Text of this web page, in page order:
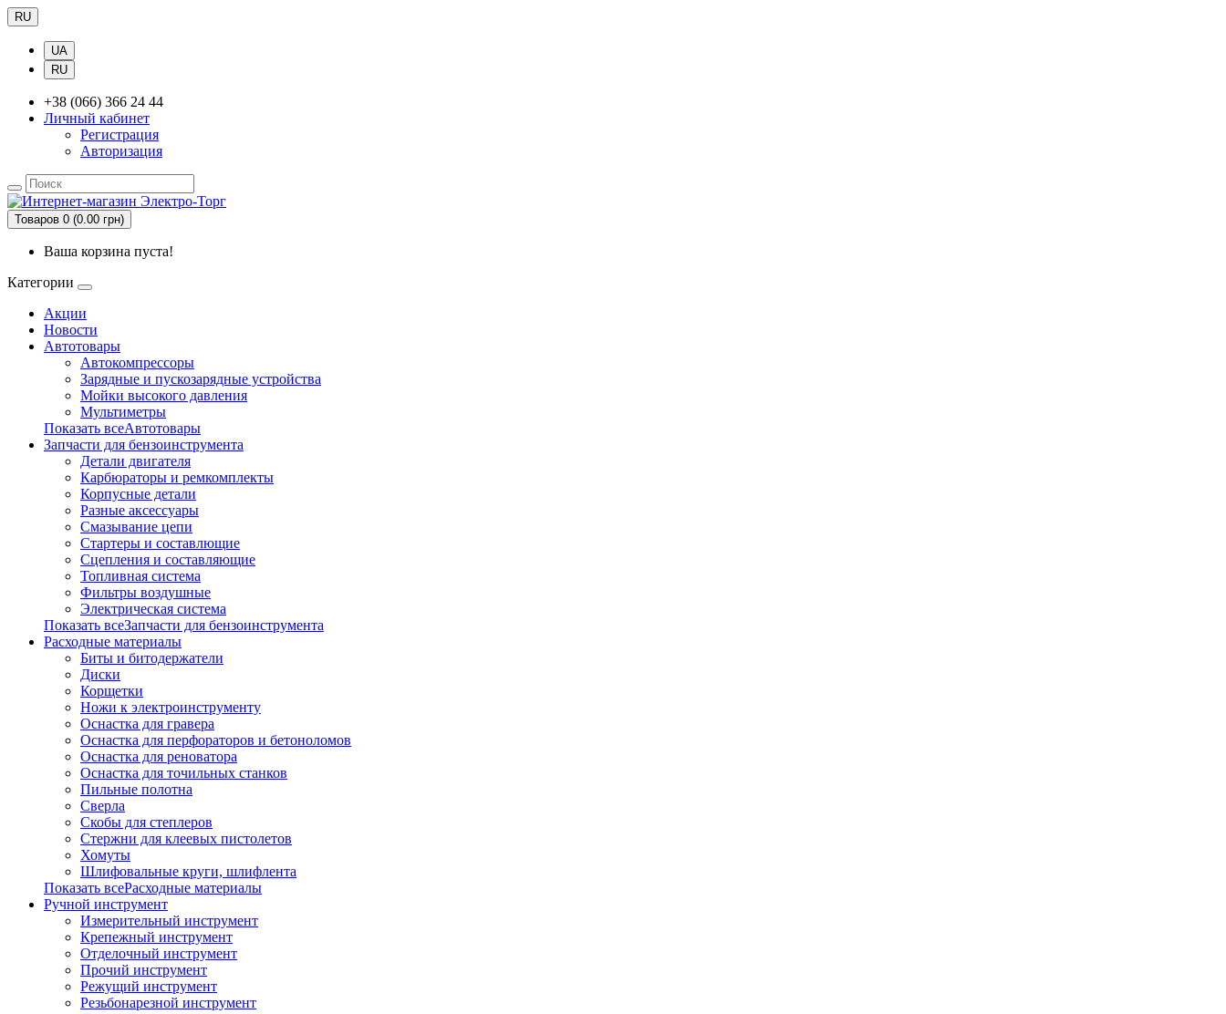
RU
UA
RU
+38 (066) 366 24 44
Личный кабинет
Регистрация
Авторизация
Товаров 0 (0.00 грн)
Ваша корзина пуста!
Категории
Акции
Новости
Автотовары
Автокомпрессоры
Зарядные и пускозарядные устройства
Мойки высокого давления
Мультиметры
Показать всеАвтотовары
Запчасти для бензоинструмента
Детали двигателя
Карбюраторы и ремкомплекты
Корпусные детали
Разные аксессуары
Смазывание цепи
Стартеры и составлющие
Сцепления и составляющие
Топливная система
Фильтры воздушные
Электрическая система
Показать всеЗапчасти для бензоинструмента
Расходные материалы
Биты и битодержатели
Диски
Корщетки
Ножи к электроинструменту
Оснастка для гравера
Оснастка для перфораторов и бетоноломов
Оснастка для реноватора
Оснастка для точильных станков
Пильные полотна
Сверла
Скобы для степлеров
Стержни для клеевых пистолетов
Хомуты
Шлифовальные круги, шлифлента
Показать всеРасходные материалы
Ручной инструмент
Измерительный инструмент
Крепежный инструмент
Отделочный инструмент
Прочий инструмент
Режущий инструмент
Резьбонарезной инструмент